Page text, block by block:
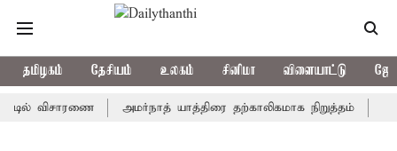
தமிழகம் தேசியம் உலகம் சினிமா விளையாட்டு
விசாரணை அமர்நாத் யாத்திரை தற்காலிகமாக நிறுத்தம்